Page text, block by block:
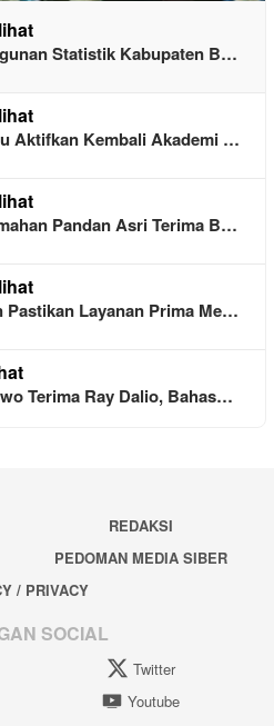
Statistik Kabupaten B…
Aktifkan Kembali Akademi …
Pandan Asri Terima B…
Pastikan Layanan Prima Me…
Terima Ray Dalio, Bahas…
REDAKSI
PEDOMAN MEDIA SIBER
/ PRIVACY
SOCIAL
Twitter
Youtube